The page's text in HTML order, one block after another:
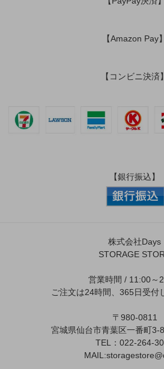
【Amazon Pay】
【コンビニ決済】
【銀行振込】
株式会社Days
STORAGE
営業時間 / 11:00～
ご注文は24時間、365日受付
〒980-0811
宮城県仙台市青葉区一番町3-
TEL：022-264-
MAIL: